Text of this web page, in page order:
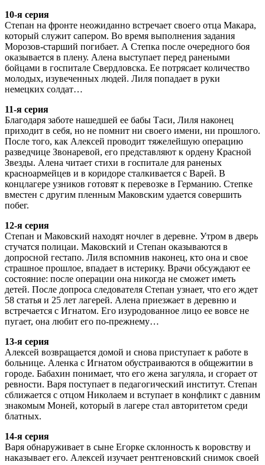
10-я серия
Степан на фронте неожиданно встречает своего отца Макара,
который служит сапером. Во время выполнения задания
Морозов-старший погибает. А Степка после очередного боя
оказывается в плену. Алена выступает перед ранеными
бойцами в госпитале Свердловска. Ее потрясает количество
молодых, изувеченных людей. Лиля попадает в руки
немецких солдат…
11-я серия
Благодаря заботе нашедшей ее бабы Таси, Лиля наконец
приходит в себя, но не помнит ни своего имени, ни прошлого.
После того, как Алексей проводит тяжелейшую операцию
разведчице Звонаревой, его представляют к ордену Красной
Звезды. Алена читает стихи в госпитале для раненых
красноармейцев и в коридоре сталкивается с Варей. В
концлагере узников готовят к перевозке в Германию. Степке
вместен с другим пленным Маковским удается совершить
побег.
12-я серия
Степан и Маковский находят ночлег в деревне. Утром в дверь
стучатся полицаи. Маковский и Степан оказываются в
допросной гестапо. Лиля вспомнив наконец, кто она и свое
страшное прошлое, впадает в истерику. Врачи обсуждают ее
состояние: после операции она никогда не сможет иметь
детей. После допроса следователя Степан узнает, что его ждет
58 статья и 25 лет лагерей. Алена приезжает в деревню и
встречается с Игнатом. Его изуродованное лицо ее вовсе не
пугает, она любит его по-прежнему…
13-я серия
Алексей возвращается домой и снова приступает к работе в
больнице. Аленка с Игнатом обустраиваются в общежитии в
городе. Бабахин понимает, что его жена загуляла, и сгорает от
ревности. Варя поступает в педагогический институт. Степан
сближается с отцом Николаем и вступает в конфликт с давним
знакомым Моней, который в лагере стал авторитетом среди
блатных.
14-я серия
Варя обнаруживает в сыне Егорке склонность к воровству и
наказывает его. Алексей изучает рентгеновский снимок своей